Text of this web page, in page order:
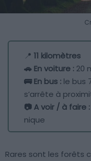
📍 11 kilomètres
🚗 En voiture : 20
🚌 En bus : le bus
s’arrête à
📷 A voir / à faire :
nique
Rares sont les forêts